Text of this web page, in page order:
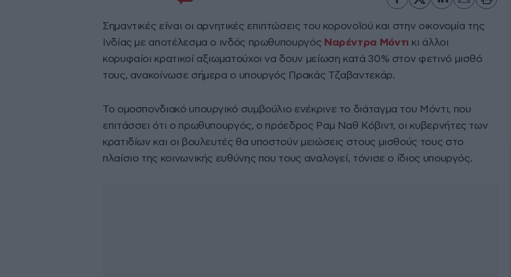
Σημαντικές είναι οι αρνητικές επιπτώσεις του κορονοϊού και στην οικονομία της
Ινδίας με αποτέλεσμα ο ινδός πρωθυπουργός Ναρέντρα Μόντι κι άλλοι
κορυφαίοι κρατικοί αξιωματούχοι να δουν μείωση κατά 30% στον φετινό μισθό
τους, ανακοίνωσε σήμερα ο υπουργός Πρακάς Τζαβαντεκάρ.
Το ομοσπονδιακό υπουργικό συμβούλιο ενέκρινε το διάταγμα του Μόντι, που
επιτάσσει ότι ο πρωθυπουργός, ο πρόεδρος Ραμ Ναθ Κόβιντ, οι κυβερνήτες των
κρατιδίων και οι βουλευτές θα υποστούν μειώσεις στους μισθούς τους στο
πλαίσιο της κοινωνικής ευθύνης που τους αναλογεί, τόνισε ο ίδιος υπουργός.